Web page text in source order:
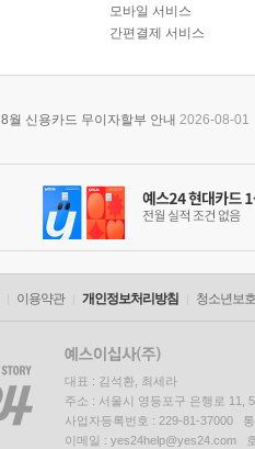
모바일 서비스
간편결제 서비스
8월 신용카드 무이자할부 안내 2026-08-01
이용약관 개인정보처리방침 청소년보
대표 : 김석환, 최세라
주소 : 서울시 영등포구 은행로 11,
사업자등록번호 : 229-81-37000
이메일 : yes24help@yes24.com